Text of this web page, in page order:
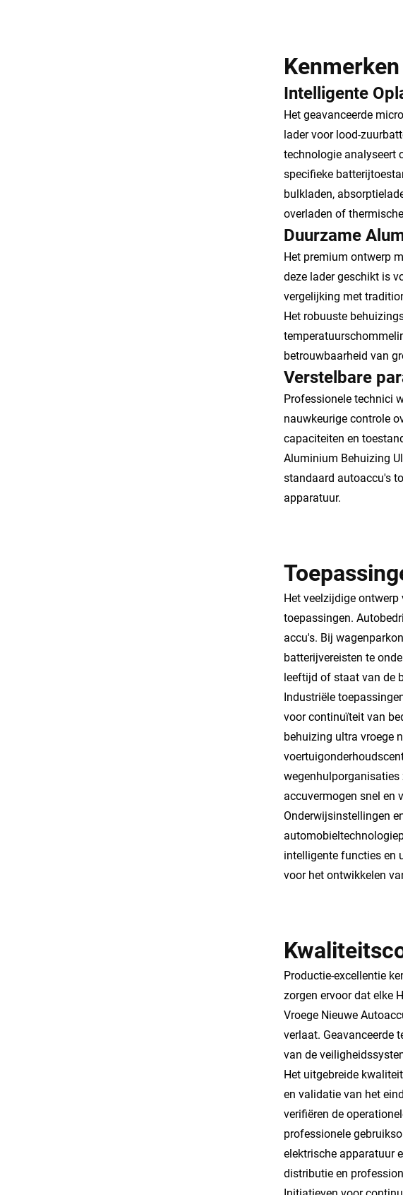
Intelligente
Het geavanceerde
lader voor lood-
technologie analyseert
specifieke
bulkladen,
overladen of
Duurzame
Het premium ontwerp
deze lader geschikt is
vergelijking met
Het robuuste
betrouwbaarheid van
Verstelbare
Professionele technici
nauwkeurige controle
capaciteiten en
Aluminium Behuizing
standaard autoaccu's
apparatuur.
Het veelzijdige
toepassingen.
accu's. Bij
batterijvereisten te
leeftijd of staat van de
Industriële
voor continuïteit van
behuizing ultra vroege
accuvermogen snel en
Onderwijsinstellingen
intelligente functies en
voor het ontwikkelen
Productie-excellentie
zorgen ervoor dat elke
Vroege Nieuwe
verlaat. Geavanceerde
van de
Het uitgebreide
en validatie van het
verifiëren de
professionele
elektrische apparatuur
distributie en